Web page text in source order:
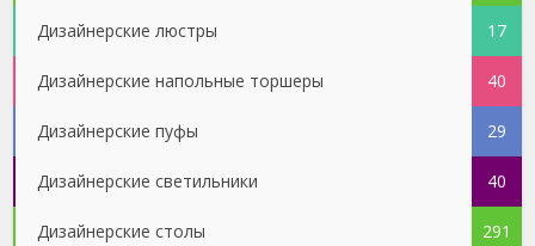
Дизайнерские люстры 17
Дизайнерские напольные торшеры 40
Дизайнерские пуфы 29
Дизайнерские светильники 40
Дизайнерские столы 291